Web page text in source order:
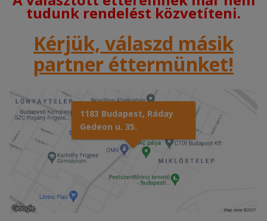
tudunk rendelést közvetíteni.
Kérjük, válaszd másik
partner éttermünket!
1183 Budapest, Ráday
Gedeon u. 35.